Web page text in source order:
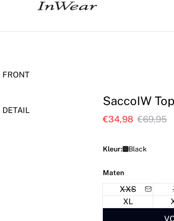
SaccoIW Top
€34,98 €69,95
Kleur: Black
Maten
XXS
XL